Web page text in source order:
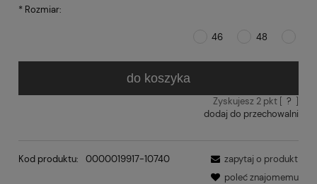
* Rozmiar:
46 48
do koszyka
Zyskujesz 2 pkt [ ? ]
dodaj do przechowalni
Kod produktu: 0000019917-10740
zapytaj o produkt
poleć znajomemu